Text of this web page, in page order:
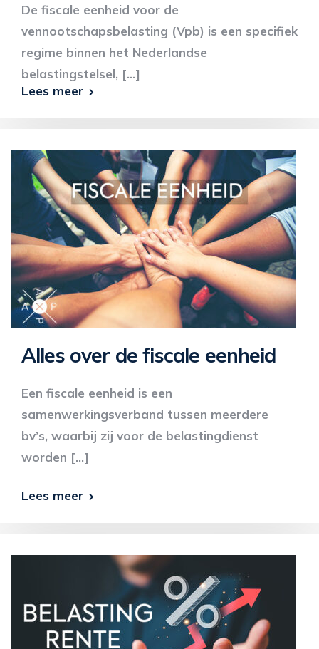
De fiscale eenheid voor de
vennootschapsbelasting (Vpb) is een specifiek
regime binnen het Nederlandse
belastingstelsel, [...]
Lees meer
Alles over de fiscale eenheid
Een fiscale eenheid is een
samenwerkingsverband tussen meerdere
bv’s, waarbij zij voor de belastingdienst
worden […]
Lees meer